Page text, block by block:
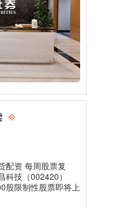
配资 每周股票复
科技（002420）
股限制性股票即将上